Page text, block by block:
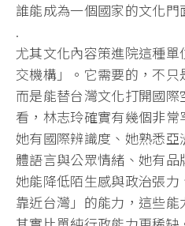
誰能成為一個國家的文化門
.
尤其文化內容策進院這種
交機構」。它需要的，不只
而是能替台灣文化打開國
看，林志玲確實有幾個非常
她有國際辨識度、她熟悉
體語言與公眾情緒、她有品
她能降低陌生感與政治張
靠近台灣」的能力，這些能